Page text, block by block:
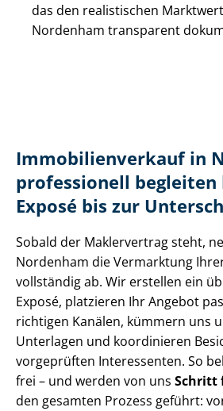
das den realistischen
Nordenham transparent
Im­mo­bi­li­en­ver­kauf in
professionell begleiten
Exposé bis zur
Sobald der Maklervertrag steht,
Nordenham die Vermarktung
vollständig ab. Wir erstellen ein
Exposé, platzieren Ihr Angebot
richtigen Kanälen, kümmern uns
Unterlagen und koordinieren
vorgeprüften Interessenten. So
frei – und werden von uns Schritt
den gesamten Prozess geführt: